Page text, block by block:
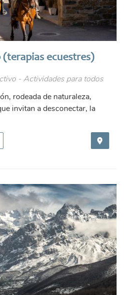
ecuestres)
- Actividades para todos
rodeada de naturaleza,
invitan a desconectar, la